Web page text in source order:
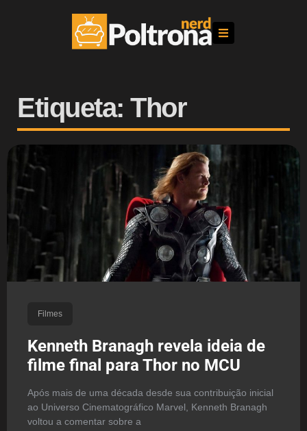
Etiqueta: Thor
Filmes
Kenneth Branagh revela ideia de
filme final para Thor no MCU
Após mais de uma década desde sua contribuição inicial
ao Universo Cinematográfico Marvel, Kenneth Branagh
voltou a comentar sobre a